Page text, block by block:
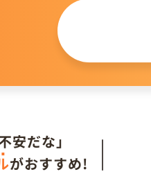
安だな」
がおすすめ!